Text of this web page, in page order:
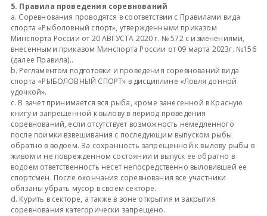
5. Правила проведения соревнований
a. Соревнования проводятся в соответствии с Правилами вида
спорта «Рыболовный спорт», утвержденными приказом
Минспорта России от 20 АВГУСТА 2020 г. № 572 с изменениями,
внесенными приказом Минспорта России от 09 марта 2023г. №156
(далее Правила)..
b. Регламентом подготовки и проведения соревнований вида
спорта «РЫБОЛОВНЫЙ СПОРТ» в дисциплине «Ловля донной
удочкой».
c. В зачет принимается вся рыба, кроме занесенной в Красную
книгу и запрещенной к вылову в период проведения
соревнований, если отсутствует возможность немедленного
после поимки взвешивания с последующим выпуском рыбы
обратно в водоем. За сохранность запрещенной к вылову рыбы в
живом и не поврежденном состоянии и выпуск ее обратно в
водоем ответственность несет непосредственно выловившей ее
спортсмен. После окончания соревнования все участники
обязаны убрать мусор в своем секторе.
d. Курить в секторе, а также в зоне открытия и закрытия
соревнования категорически запрещено.